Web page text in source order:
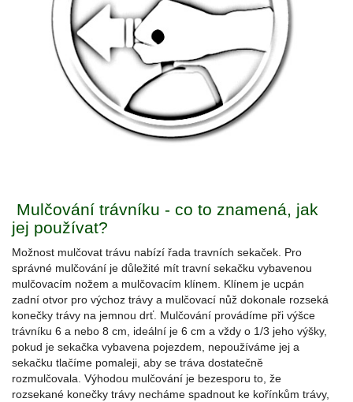
Mulčování trávníku - co to znamená, jak
jej používat?
Možnost mulčovat trávu nabízí řada travních sekaček. Pro
správné mulčování je důležité mít travní sekačku vybavenou
mulčovacím nožem a mulčovacím klínem. Klínem je ucpán
zadní otvor pro výchoz trávy a mulčovací nůž dokonale rozseká
konečky trávy na jemnou drť. Mulčování provádíme při výšce
trávníku 6 a nebo 8 cm, ideální je 6 cm a vždy o 1/3 jeho výšky,
pokud je sekačka vybavena pojezdem, nepoužíváme jej a
sekačku tlačíme pomaleji, aby se tráva dostatečně
rozmulčovala. Výhodou mulčování je bezesporu to, že
rozsekané konečky trávy necháme spadnout ke kořínkům trávy,